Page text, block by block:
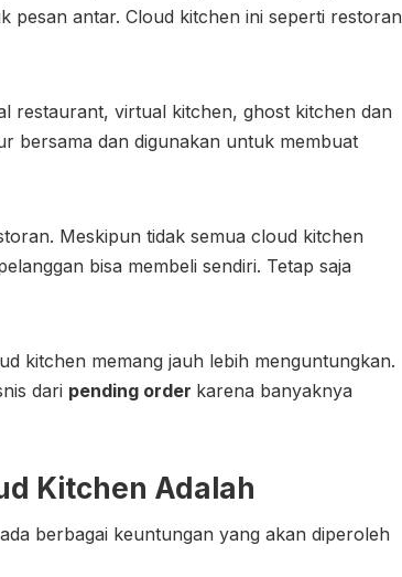
pesan antar. Cloud kitchen ini seperti restoran
restaurant, virtual kitchen, ghost kitchen dan
bersama dan digunakan untuk membuat
Meskipun tidak semua cloud kitchen
bisa membeli sendiri. Tetap saja
kitchen memang jauh lebih menguntungkan.
dari pending order karena banyaknya
Kitchen Adalah
berbagai keuntungan yang akan diperoleh